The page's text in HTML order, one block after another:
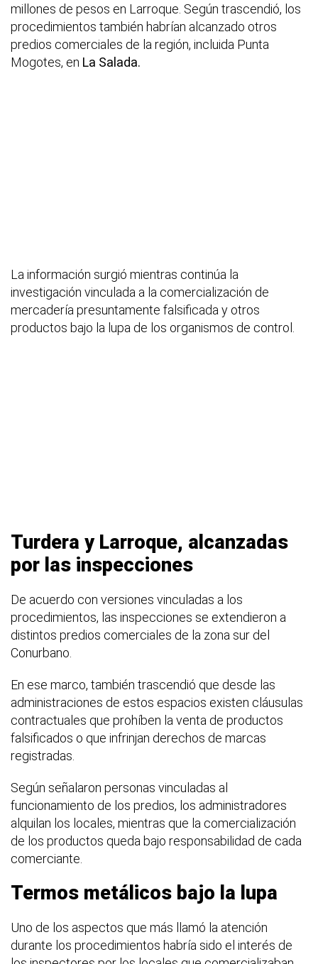
millones de pesos en Larroque. Según trascendió, los
procedimientos también habrían alcanzado otros
predios comerciales de la región, incluida Punta
Mogotes, en La Salada.
La información surgió mientras continúa la
investigación vinculada a la comercialización de
mercadería presuntamente falsificada y otros
productos bajo la lupa de los organismos de control.
Turdera y Larroque, alcanzadas
por las inspecciones
De acuerdo con versiones vinculadas a los
procedimientos, las inspecciones se extendieron a
distintos predios comerciales de la zona sur del
Conurbano.
En ese marco, también trascendió que desde las
administraciones de estos espacios existen cláusulas
contractuales que prohíben la venta de productos
falsificados o que infrinjan derechos de marcas
registradas.
Según señalaron personas vinculadas al
funcionamiento de los predios, los administradores
alquilan los locales, mientras que la comercialización
de los productos queda bajo responsabilidad de cada
comerciante.
Termos metálicos bajo la lupa
Uno de los aspectos que más llamó la atención
durante los procedimientos habría sido el interés de